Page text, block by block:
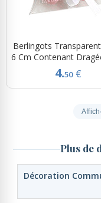
Berlingots
6 Cm Contenant
4.50 €
Plus de
Décoration